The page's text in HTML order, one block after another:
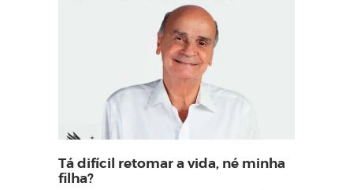
Tá difícil retomar a vida, né minha
filha?